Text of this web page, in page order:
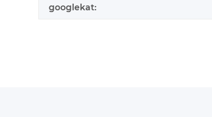
googlekat: